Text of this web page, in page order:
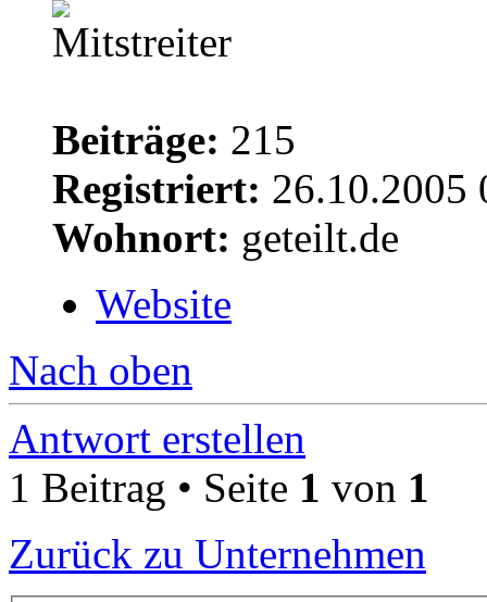
Beiträge: 215
Registriert: 26.10.2005
Wohnort: geteilt.de
Website
Nach oben
Antwort erstellen
1 Beitrag • Seite 1 von 1
Zurück zu Unternehmen